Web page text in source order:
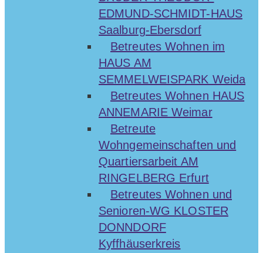
EDMUND-SCHMIDT-HAUS
Saalburg-Ebersdorf
Betreutes Wohnen im
HAUS AM
SEMMELWEISPARK Weida
Betreutes Wohnen HAUS
ANNEMARIE Weimar
Betreute
Wohngemeinschaften und
Quartiersarbeit AM
RINGELBERG Erfurt
Betreutes Wohnen und
Senioren-WG KLOSTER
DONNDORF
Kyffhäuserkreis